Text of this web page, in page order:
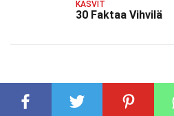
KASVIT
30 Faktaa Vihvilä